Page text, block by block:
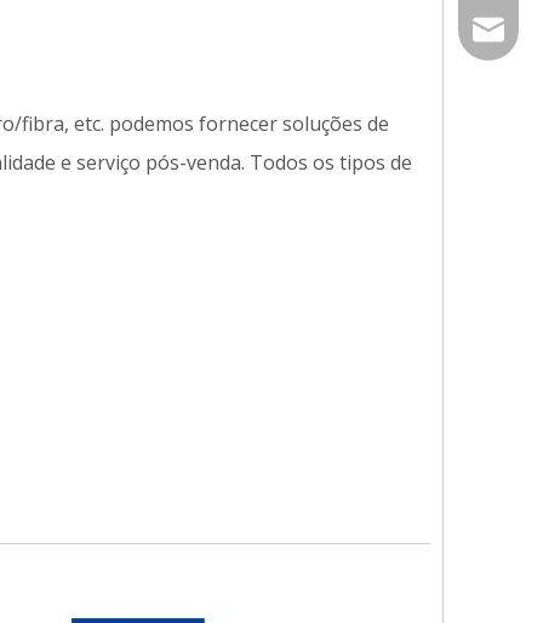
fibra, etc. podemos fornecer soluções de
e serviço pós-venda. Todos os tipos de
86-535-